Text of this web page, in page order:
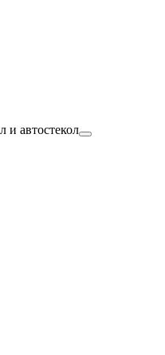
и автостекол